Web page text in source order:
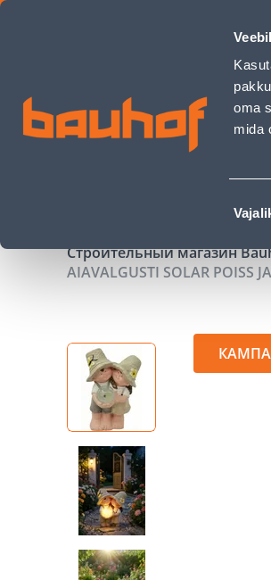
oma
mida
valik
AIAVALGUSTI SOLAR POISS JA
Строительный магазин
AIAVALGUSTI SOLAR POISS